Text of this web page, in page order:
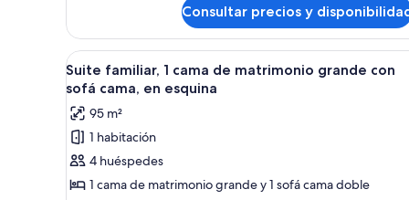
Deluxe,
camas
individuales,
vistas
al
mar
Consultar precios y
Abrir
todas
las
fotos
de
Suite
familiar,
Un dormitorio con una cama
5
Suite familiar, 1 cama de matrimonio grande con
sofá cama, en esquina
95 m²
1 habitación
4 huéspedes
1 cama de matrimonio grande y 1 sofá cama doble